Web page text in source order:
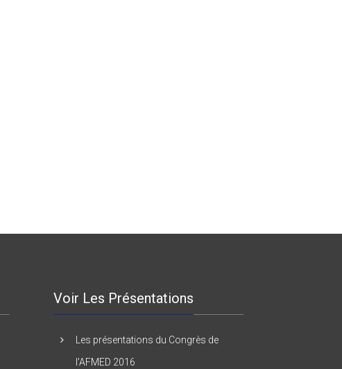
Voir Les Présentations
Les présentations du Congrès de
l’AFMED 2016